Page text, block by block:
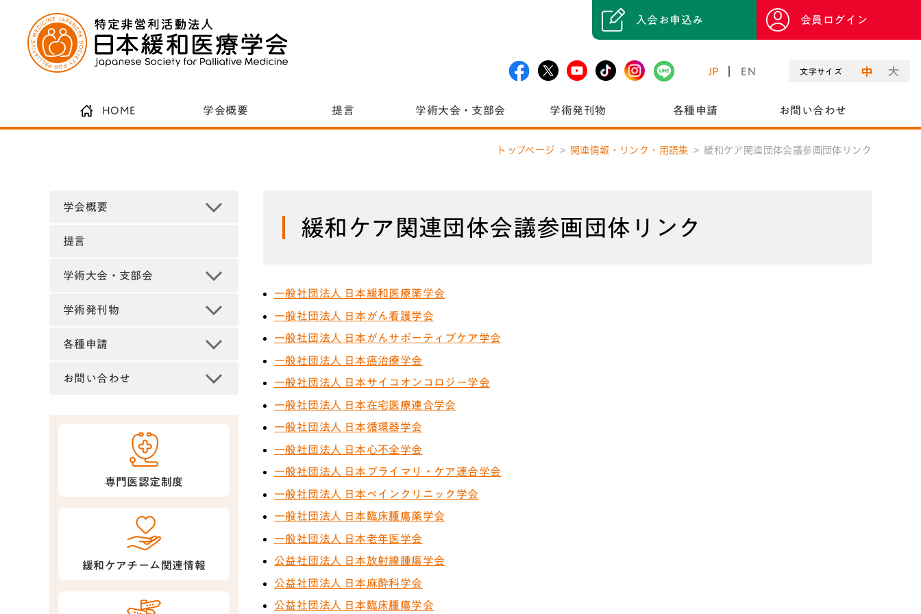
入会お申込み 会員ログイン
JP EN 文字サイズ
HOME 学会概要 提言 学術大会・支部会 学術発刊物 各種申請 お問い合わせ
トップページ 関連情報・リンク・用語集 緩和ケア関連団体会議参画団体リンク
学会概要
提言
学術大会・支部会
学術発刊物
各種申請
お問い合わせ
専門医認定制度
緩和ケアチーム関連情報
緩和ケア関連団体会議参画団体リンク
一般社団法人 日本緩和医療薬学会
一般社団法人 日本がん看護学会
一般社団法人 日本がんサポーティブケア学会
一般社団法人 日本癌治療学会
一般社団法人 日本サイコオンコロジー学会
一般社団法人 日本在宅医療連合学会
一般社団法人 日本循環器学会
一般社団法人 日本心不全学会
一般社団法人 日本プライマリ・ケア連合学会
一般社団法人 日本ペインクリニック学会
一般社団法人 日本臨床腫瘍薬学会
一般社団法人 日本老年医学会
公益社団法人 日本放射線腫瘍学会
公益社団法人 日本麻酔科学会
公益社団法人 日本臨床腫瘍学会